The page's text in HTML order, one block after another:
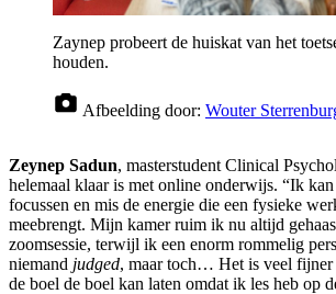
Zaynep probeert de huiskat van het
houden.
Afbeelding door: Wouter
Zeynep Sadun, masterstudent Clinical
helemaal klaar is met online onderwijs. “Ik
focussen en mis de energie die een fysieke
meebrengt. Mijn kamer ruim ik nu altijd
zoomsessie, terwijl ik een enorm rommelig
niemand judged, maar toch… Het is veel fijner
de boel de boel kan laten omdat ik les heb op